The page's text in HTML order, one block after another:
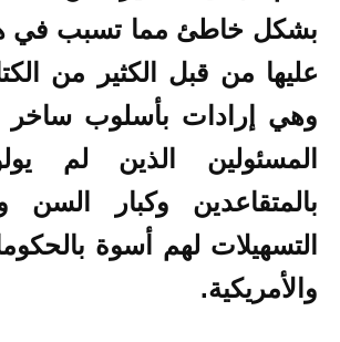
بشكل خاطئ مما تسبب
عليها من قبل الكثير من
وهي إرادات بأسلوب ساخر
المسئولين الذين لم
بالمتقاعدين وكبار
التسهيلات لهم أسوة
والأمريكية.